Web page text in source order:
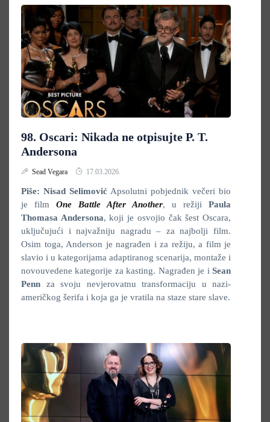
98. Oscari: Nikada ne otpisujte P. T.
Andersona
Sead Vegara 17.03.2026.
Piše: Nisad Selimović Apsolutni pobjednik večeri bio
je film One Battle After Another, u režiji Paula
Thomasa Andersona, koji je osvojio čak šest Oscara,
uključujući i najvažniju nagradu – za najbolji film.
Osim toga, Anderson je nagrađen i za režiju, a film je
slavio i u kategorijama adaptiranog scenarija, montaže i
novouvedene kategorije za kasting. Nagrađen je i Sean
Penn za svoju nevjerovatnu transformaciju u nazi-
američkog šerifa i koja ga je vratila na staze stare slave.